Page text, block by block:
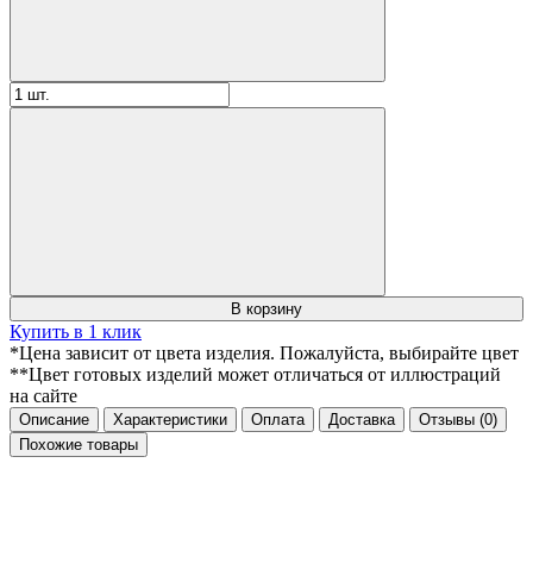
В корзину
Купить в 1 клик
*Цена зависит от цвета изделия. Пожалуйста, выбирайте цвет
**Цвет готовых изделий может отличаться от иллюстраций
на сайте
Описание Характеристики Оплата Доставка Отзывы (0)
Похожие товары